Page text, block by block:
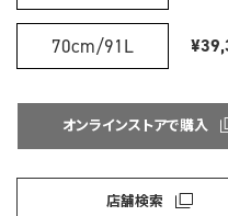
70cm/91L
オンラインストアで購入
店舗検索